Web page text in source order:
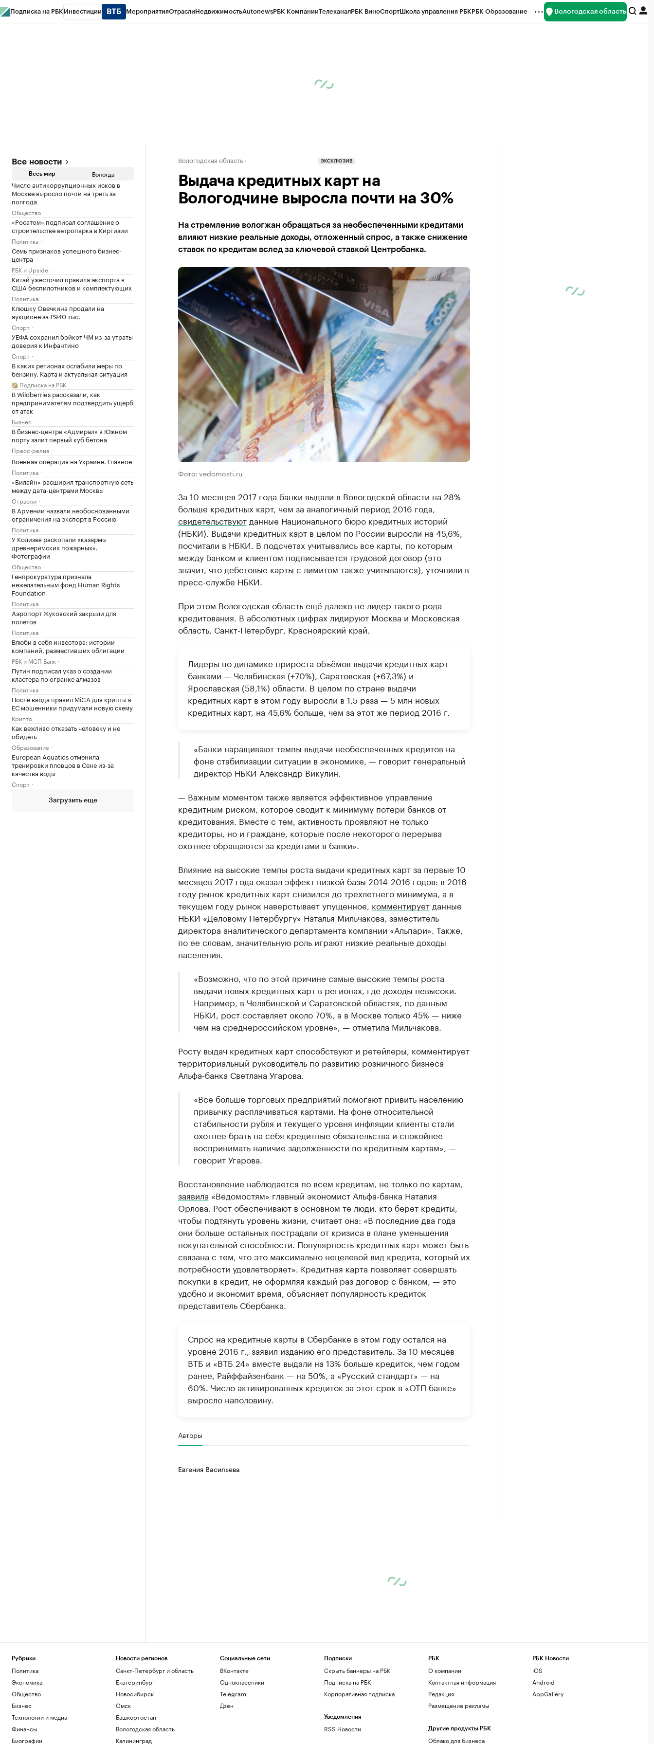
Подписка на РБК Инвестиции МероприятияОтраслиНедвижимостьAutonewsРБК КомпанииТелеканалРБК ВиноСпортШкола управления РБКРБК Образование Вологодская область
Все новости
Весь мир Вологда
Число антикоррупционных исков в
Москве выросло почти на треть за
полгода
Общество
«Росатом» подписал соглашение о
строительстве ветропарка в Киргизии
Политика
Семь признаков успешного бизнес-
центра
РБК и Upside
Китай ужесточил правила экспорта в
США беспилотников и комплектующих
Политика
Клюшку Овечкина продали на
аукционе за ₽940 тыс.
Спорт
УЕФА сохранил бойкот ЧМ из-за утраты
доверия к Инфантино
Спорт
В каких регионах ослабили меры по
бензину. Карта и актуальная ситуация
Подписка на РБК
В Wildberries рассказали, как
предпринимателям подтвердить ущерб
от атак
Бизнес
В бизнес-центре «Адмирал» в Южном
порту залит первый куб бетона
Пресс-релиз
Военная операция на Украине. Главное
Политика
«Билайн» расширил транспортную сеть
между дата-центрами Москвы
Отрасли
В Армении назвали необоснованными
ограничения на экспорт в Россию
Политика
У Колизея раскопали «казармы
древнеримских пожарных».
Фотографии
Общество
Генпрокуратура признала
нежелательным фонд Human Rights
Foundation
Политика
Аэропорт Жуковский закрыли для
полетов
Политика
Влюби в себя инвестора: истории
компаний, разместивших облигации
РБК и МСП Банк
Путин подписал указ о создании
кластера по огранке алмазов
Политика
После ввода правил MiCA для крипты в
ЕС мошенники придумали новую схему
Крипто
Как вежливо отказать человеку и не
обидеть
Образование
European Aquatics отменила
тренировки пловцов в Сене из-за
качества воды
Спорт
Загрузить еще
Вологодская область ЭКСКЛЮЗИВ
Выдача кредитных карт на
Вологодчине выросла почти на 30%
На стремление вологжан обращаться за необеспеченными кредитами
влияют низкие реальные доходы, отложенный спрос, а также снижение
ставок по кредитам вслед за ключевой ставкой Центробанка.
Фото: vedomosti.ru
За 10 месяцев 2017 года банки выдали в Вологодской области на 28%
больше кредитных карт, чем за аналогичный период 2016 года,
свидетельствуютданные Национального бюро кредитных историй
(НБКИ). Выдачи кредитных карт в целом по России выросли на 45,6%,
посчитали в НБКИ. В подсчетах учитывались все карты, по которым
между банком и клиентом подписывается трудовой договор (это
значит, что дебетовые карты с лимитом также учитываются), уточнили в
пресс-службе НБКИ.
При этом Вологодская область ещё далеко не лидер такого рода
кредитования. В абсолютных цифрах лидируют Москва и Московская
область, Санкт-Петербург, Красноярский край.
Лидеры по динамике прироста объёмов выдачи кредитных карт
банками — Челябинская (+70%), Саратовская (+67,3%) и
Ярославская (58,1%) области. В целом по стране выдачи
кредитных карт в этом году выросли в 1,5 раза — 5 млн новых
кредитных карт, на 45,6% больше, чем за этот же период 2016 г.
«Банки наращивают темпы выдачи необеспеченных кредитов на
фоне стабилизации ситуации в экономике, — говорит генеральный
директор НБКИ Александр Викулин.
— Важным моментом также является эффективное управление
кредитным риском, которое сводит к минимуму потери банков от
кредитования. Вместе с тем, активность проявляют не только
кредиторы, но и граждане, которые после некоторого перерыва
охотнее обращаются за кредитами в банки».
Влияние на высокие темпы роста выдачи кредитных карт за первые 10
месяцев 2017 года оказал эффект низкой базы 2014-2016 годов: в 2016
году рынок кредитных карт снизился до трехлетнего минимума, а в
текущем году рынок наверстывает упущенное, комментируетданные
НБКИ «Деловому Петербургу» Наталья Мильчакова, заместитель
директора аналитического департамента компании «Альпари». Также,
по ее словам, значительную роль играют низкие реальные доходы
населения.
«Возможно, что по этой причине самые высокие темпы роста
выдачи новых кредитных карт в регионах, где доходы невысоки.
Например, в Челябинской и Саратовской областях, по данным
НБКИ, рост составляет около 70%, а в Москве только 45% — ниже
чем на среднероссийском уровне», — отметила Мильчакова.
Росту выдач кредитных карт способствуют и ретейлеры, комментирует
территориальный руководитель по развитию розничного бизнеса
Альфа-банка Светлана Угарова.
«Все больше торговых предприятий помогают привить населению
привычку расплачиваться картами. На фоне относительной
стабильности рубля и текущего уровня инфляции клиенты стали
охотнее брать на себя кредитные обязательства и спокойнее
воспринимать наличие задолженности по кредитным картам», —
говорит Угарова.
Восстановление наблюдается по всем кредитам, не только по картам,
заявила «Ведомостям» главный экономист Альфа-банка Наталия
Орлова. Рост обеспечивают в основном те люди, кто берет кредиты,
чтобы подтянуть уровень жизни, считает она: «В последние два года
они больше остальных пострадали от кризиса в плане уменьшения
покупательной способности. Популярность кредитных карт может быть
связана с тем, что это максимально нецелевой вид кредита, который их
потребности удовлетворяет». Кредитная карта позволяет совершать
покупки в кредит, не оформляя каждый раз договор с банком, — это
удобно и экономит время, объясняет популярность кредиток
представитель Сбербанка.
Спрос на кредитные карты в Сбербанке в этом году остался на
уровне 2016 г., заявил изданию его представитель. За 10 месяцев
ВТБ и «ВТБ 24» вместе выдали на 13% больше кредиток, чем годом
ранее, Райффайзенбанк — на 50%, а «Русский стандарт» — на
60%. Число активированных кредиток за этот срок в «ОТП банке»
выросло наполовину.
Авторы
Евгения Васильева
Рубрики
Политика
Экономика
Общество
Бизнес
Технологии и медиа
Финансы
Биографии
Новости регионов
Санкт-Петербург и область
Екатеринбург
Новосибирск
Омск
Башкортостан
Вологодская область
Калининград
Социальные сети
ВКонтакте
Одноклассники
Telegram
Дзен
Подписки
Скрыть баннеры на РБК
Подписка на РБК
Корпоративная подписка
Уведомления
RSS Новости
РБК
О компании
Контактная информация
Редакция
Размещение рекламы
Другие продукты РБК
Облако для бизнеса
РБК Новости
iOS
Android
AppGallery